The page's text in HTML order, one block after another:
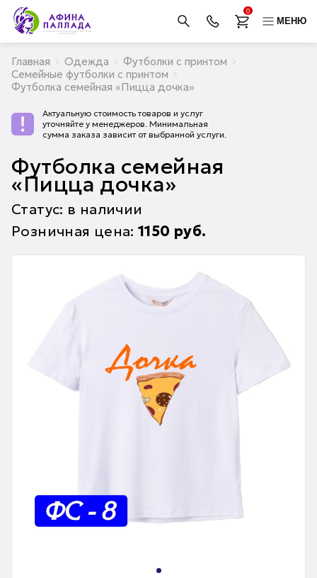
0
МЕНЮ
Главная Одежда
Футболки с принтом
Семейные футболки с принтом
Футболка семейная «Пицца дочка»
Актуальную стоимость товаров и услуг
уточняйте у менеджеров. Минимальная
сумма заказа зависит от выбранной услуги.
Футболка семейная
«Пицца дочка»
Статус: в наличии
Розничная цена:1150 руб.